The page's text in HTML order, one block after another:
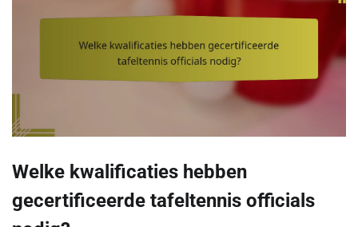
Welke kwalificaties hebben
gecertificeerde tafeltennis officials